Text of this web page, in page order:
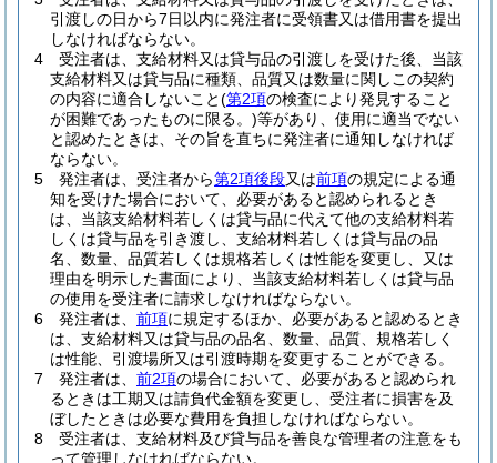
引渡しの日から7日以内に発注者に受領書又は借用書を提出
しなければならない。
4
受注者は、支給材料又は貸与品の引渡しを受けた後、当該
支給材料又は貸与品に種類、品質又は数量に関しこの契約
の内容に適合しないこと(第2項の検査により発見すること
が困難であったものに限る。)等があり、使用に適当でない
と認めたときは、その旨を直ちに発注者に通知しなければ
ならない。
5
発注者は、受注者から第2項後段又は前項の規定による通
知を受けた場合において、必要があると認められるとき
は、当該支給材料若しくは貸与品に代えて他の支給材料若
しくは貸与品を引き渡し、支給材料若しくは貸与品の品
名、数量、品質若しくは規格若しくは性能を変更し、又は
理由を明示した書面により、当該支給材料若しくは貸与品
の使用を受注者に請求しなければならない。
6
発注者は、 前項に規定するほか、必要があると認めるとき
は、支給材料又は貸与品の品名、数量、品質、規格若しく
は性能、引渡場所又は引渡時期を変更することができる。
7
発注者は、 前2項の場合において、必要があると認められ
るときは工期又は請負代金額を変更し、受注者に損害を及
ぼしたときは必要な費用を負担しなければならない。
8
受注者は、支給材料及び貸与品を善良な管理者の注意をも
って管理しなければならない。